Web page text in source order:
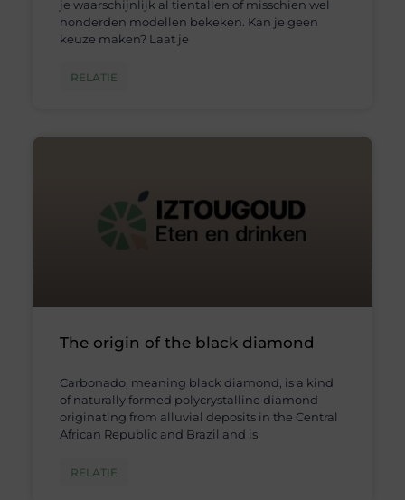
je waarschijnlijk al tientallen of misschien wel
honderden modellen bekeken. Kan je geen
keuze maken? Laat je
RELATIE
The origin of the black diamond
Carbonado, meaning black diamond, is a kind
of naturally formed polycrystalline diamond
originating from alluvial deposits in the Central
African Republic and Brazil and is
RELATIE